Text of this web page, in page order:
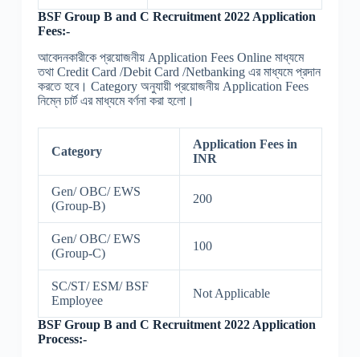
BSF Group B and C Recruitment 2022 Application
Fees:-
আবেদনকারীকে প্রয়োজনীয় Application Fees Online মাধ্যমে
তথা Credit Card /Debit Card /Netbanking এর মাধ্যমে প্রদান
করতে হবে। Category অনুযায়ী প্রয়োজনীয় Application Fees
নিম্নে চার্ট এর মাধ্যমে বর্ণনা করা হলো।
Category
Application Fees in
INR
Gen/ OBC/ EWS
(Group-B)
200
Gen/ OBC/ EWS
(Group-C)
100
SC/ST/ ESM/ BSF
Employee
Not Applicable
BSF Group B and C Recruitment 2022 Application
Process:-